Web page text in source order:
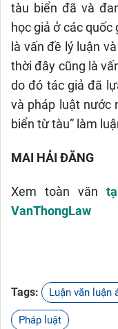
tàu biển đã và
học giả ở các
là vấn đề lý luận
thời đây cũng là
do đó tác giả đã
và pháp luật nước
biển từ tàu” làm
MAI HẢI ĐĂNG
Xem toàn văn
VanThongLaw
Tags: Luận văn luận
Pháp luật